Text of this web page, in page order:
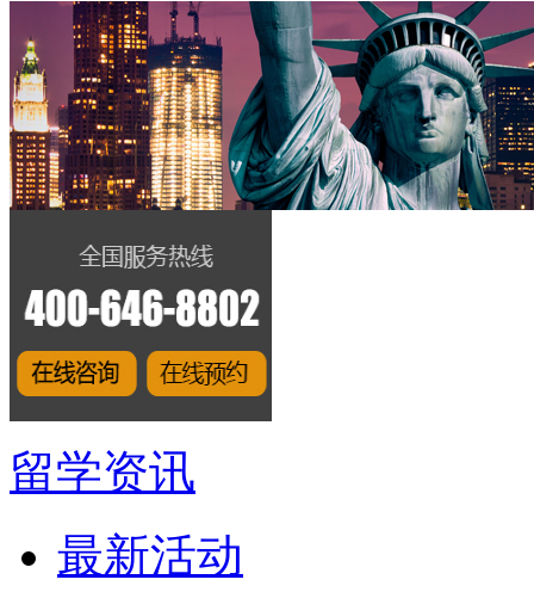
留学资讯
最新活动